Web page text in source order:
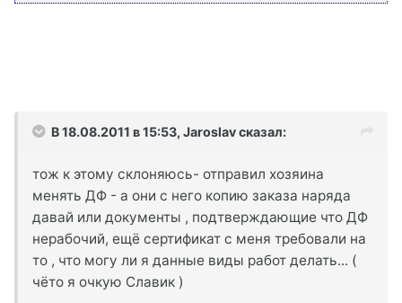
В 18.08.2011 в 15:53, Jaroslav сказал:
тож к этому склоняюсь- отправил хозяина
менять ДФ - а они с него копию заказа наряда
давай или документы , подтверждающие что ДФ
нерабочий, ещё сертификат с меня требовали на
то , что могу ли я данные виды работ делать... (
чёто я очкую Славик )